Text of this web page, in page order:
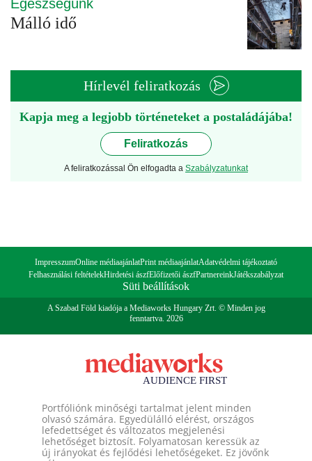
Egészségünk
Málló idő
Hírlevél feliratkozás
Kapja meg a legjobb történeteket a postaládájába!
Feliratkozás
A feliratkozással Ön elfogadta a Szabályzatunkat
ImpresszumOnline médiaajánlatPrint médiaajánlatAdatvédelmi tájékoztató
Felhasználási feltételekHirdetési ászfElőfizetői ászfPartnereinkJátékszabályzat
Süti beállítások
A Szabad Föld kiadója a Mediaworks Hungary Zrt. © Minden jog
fenntartva. 2026
Portfóliónk minőségi tartalmat jelent minden
olvasó számára. Egyedülálló elérést, országos
lefedettséget és változatos megjelenési
lehetőséget biztosít. Folyamatosan keressük az
új irányokat és fejlődési lehetőségeket. Ez jövőnk